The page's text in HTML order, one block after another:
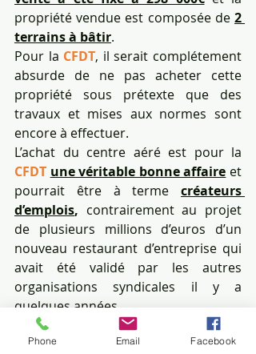
propriété vendue est composée de 2
terrains à bâtir.
Pour la CFDT, il serait complétement
absurde de ne pas acheter cette
propriété sous prétexte que des
travaux et mises aux normes sont
encore à effectuer.
CFDT une véritable bonne affaire et
pourrait être à terme créateurs
d’emplois, contrairement au projet
de plusieurs millions d’euros d’un
nouveau restaurant d’entreprise qui
avait été validé par les autres
organisations syndicales il y a
quelques années.
L’espace culturel doit servir tous les
salarié.e.s et ne doit surtout pas être
Phone Email Facebook